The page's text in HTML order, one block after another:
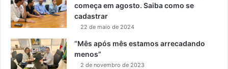
começa em agosto. Saiba como se
cadastrar
22 de maio de 2024
“Mês após mês estamos arrecadando
menos”
2 de novembro de 2023